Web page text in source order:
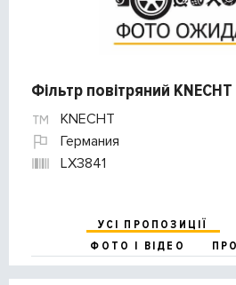
Фільтр повітряний
KNECHT
Германия
LX3841
УСІ ПРОПОЗИЦІЇ
ФОТО І ВІДЕО